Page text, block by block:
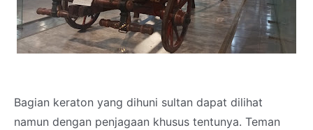
Bagian keraton yang dihuni sultan dapat dilihat
namun dengan penjagaan khusus tentunya. Teman